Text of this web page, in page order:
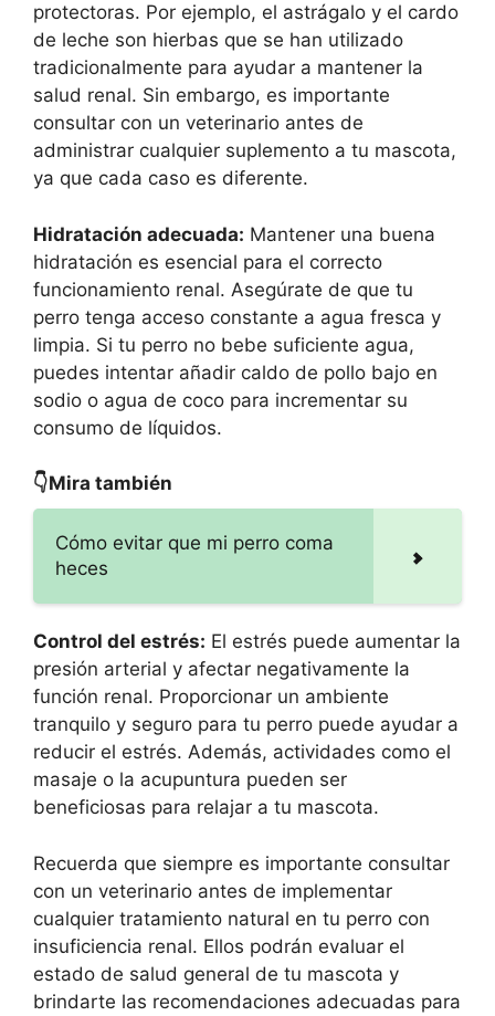
protectoras. Por ejemplo, el astrágalo y el cardo
de leche son hierbas que se han utilizado
tradicionalmente para ayudar a mantener la
salud renal. Sin embargo, es importante
consultar con un veterinario antes de
administrar cualquier suplemento a tu mascota,
ya que cada caso es diferente.
Hidratación adecuada: Mantener una buena
hidratación es esencial para el correcto
funcionamiento renal. Asegúrate de que tu
perro tenga acceso constante a agua fresca y
limpia. Si tu perro no bebe suficiente agua,
puedes intentar añadir caldo de pollo bajo en
sodio o agua de coco para incrementar su
consumo de líquidos.
👇Mira también
Cómo evitar que mi perro coma
heces
Control del estrés: El estrés puede aumentar la
presión arterial y afectar negativamente la
función renal. Proporcionar un ambiente
tranquilo y seguro para tu perro puede ayudar a
reducir el estrés. Además, actividades como el
masaje o la acupuntura pueden ser
beneficiosas para relajar a tu mascota.
Recuerda que siempre es importante consultar
con un veterinario antes de implementar
cualquier tratamiento natural en tu perro con
insuficiencia renal. Ellos podrán evaluar el
estado de salud general de tu mascota y
brindarte las recomendaciones adecuadas para